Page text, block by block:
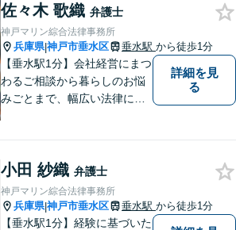
生後の手続き・トラブル対応
までワンストップで対応【オ
ンライン面談OK】
佐々木 歌織 弁護士
神戸マリン綜合法律事務所
兵庫県|神戸市垂水区 垂水駅 から徒歩1分
【垂水駅1分】会社経営にまつ
わるご相談から暮らしのお悩
みごとまで、幅広い法律にま
ますので、悩まれる前に、お
早めにご相談ください。
詳細を見
る
小田 紗織 弁護士
神戸マリン綜合法律事務所
兵庫県|神戸市垂水区 垂水駅 から徒歩1分
【垂水駅1分】経験に基づいた